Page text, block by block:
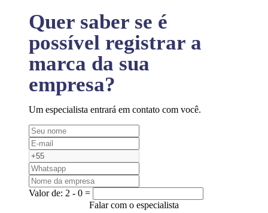
Quer saber se é
possível registrar a
marca da sua
empresa?
Um especialista entrará em contato com você.
Valor de: 2 - 0 =
Falar com o especialista